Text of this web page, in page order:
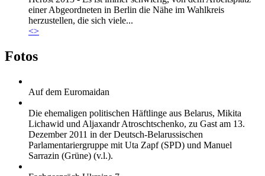
einer Abgeordneten in Berlin die Nähe im Wahlkreis
herzustellen, die sich viele...
<>
Fotos
Auf dem Euromaidan
Die ehemaligen politischen Häftlinge aus Belarus, Mikita
Lichawid und Aljaxandr Atroschtschenko, zu Gast am 13.
Dezember 2011 in der Deutsch-Belarussischen
Parlamentariergruppe mit Uta Zapf (SPD) und Manuel
Sarrazin (Grüne) (v.l.).